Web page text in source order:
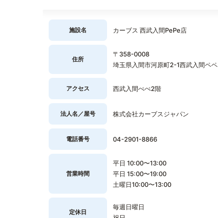
施設名 カーブス 西武入間PePe店
住所
〒358-0008
埼玉県入間市河原町2-1西武入間ペ
アクセス 西武入間ぺぺ2階
法人名／屋号 株式会社カーブスジャパン
電話番号 04-2901-8866
営業時間
平日 10:00〜13:00
平日 15:00〜19:00
土曜日10:00〜13:00
定休日
毎週日曜日